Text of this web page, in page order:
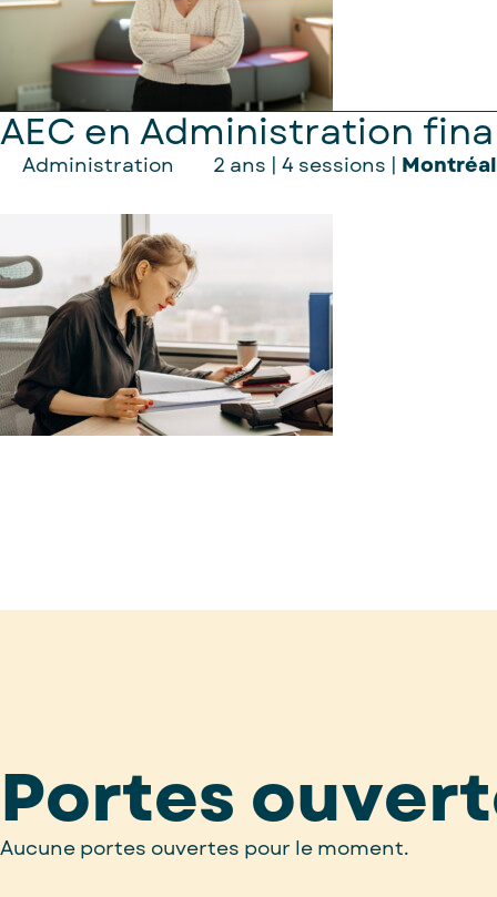
AEC en Administration
Administration 2 ans | 4 sessions | Montréal
Portes
Aucune portes ouvertes pour le moment.